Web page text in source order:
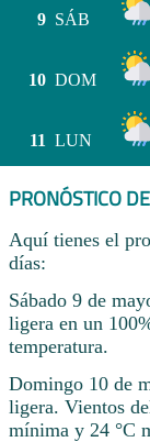
9 SÁB
10 DOM
11 LUN
PRONÓSTICO
Aquí tienes el
días:
Sábado 9 de
ligera en un
temperatura.
Domingo 10 de
ligera. Vientos
mínima y 24 °C